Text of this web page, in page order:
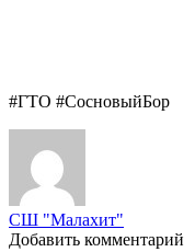
#ГТО #СосновыйБор
СШ "Малахит"
Добавить комментарий